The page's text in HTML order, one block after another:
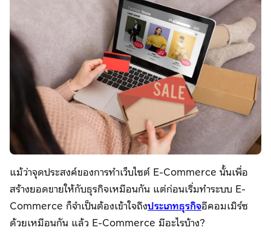
แม้ว่าจุดประสงค์ของการทำเว็บไซต์ E-Commerce นั้นเพื่อ
สร้างยอดขายให้กับธุรกิจเหมือนกัน แต่ก่อนเริ่มทำระบบ E-
Commerce ก็จำเป็นต้องเข้าใจถึงประเภทธุรกิจอีคอมเมิร์ซ
ด้วยเหมือนกัน แล้ว E-Commerce มีอะไรบ้าง?